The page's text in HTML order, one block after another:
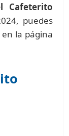
Cafeterito
puedes
la página